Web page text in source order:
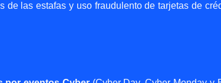
de las estafas y uso fraudulento de tarjetas de